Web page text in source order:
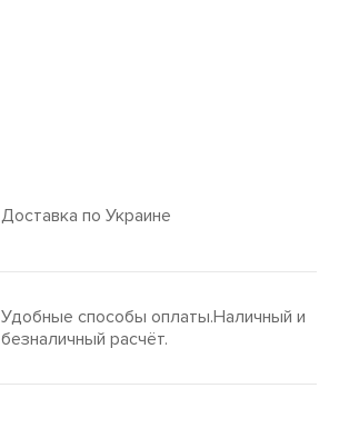
Доставка по Украине
Удобные способы оплаты.Наличный и
безналичный расчёт.